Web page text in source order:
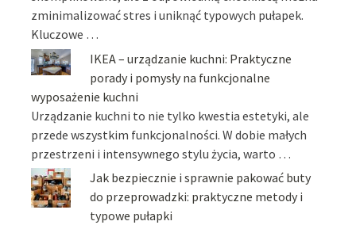
zminimalizować stres i uniknąć typowych pułapek.
Kluczowe …
IKEA – urządzanie kuchni: Praktyczne
porady i pomysły na funkcjonalne
wyposażenie kuchni
Urządzanie kuchni to nie tylko kwestia estetyki, ale
przede wszystkim funkcjonalności. W dobie małych
przestrzeni i intensywnego stylu życia, warto …
Jak bezpiecznie i sprawnie pakować buty
do przeprowadzki: praktyczne metody i
typowe pułapki